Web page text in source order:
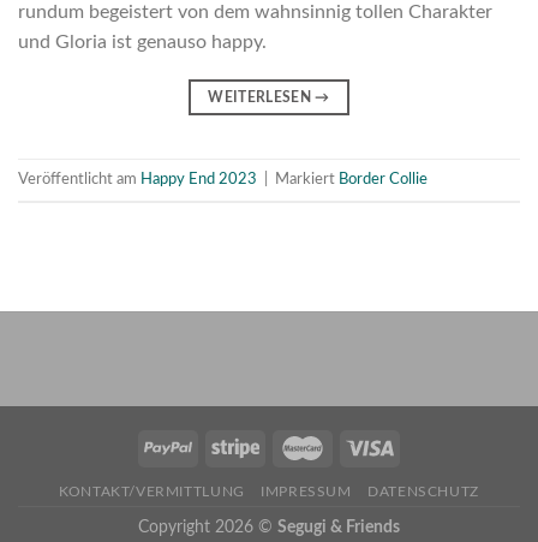
rundum begeistert von dem wahnsinnig tollen Charakter
und Gloria ist genauso happy.
WEITERLESEN→
Veröffentlicht am Happy End 2023 Markiert Border Collie
KONTAKT/VERMITTLUNG IMPRESSUM DATENSCHUTZ
Copyright 2026 © Segugi & Friends